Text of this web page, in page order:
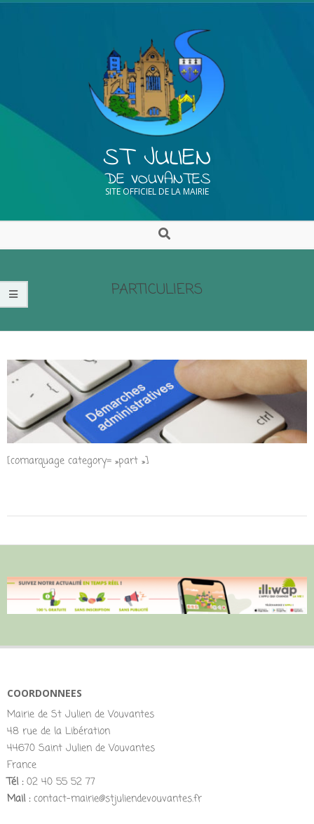
ST JULIEN
DE VOUVANTES
SITE OFFICIEL DE LA MAIRIE
PARTICULIERS
[comarquage category= »part »]
COORDONNEES
Mairie de St Julien de Vouvantes
48 rue de la Libération
44670 Saint Julien de Vouvantes
France
Tél :02 40 55 52 77
Mail :contact-mairie@stjuliendevouvantes.fr